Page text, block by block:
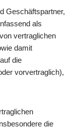
Geschäftspartner,
als
vertraglichen
damit
die
vorvertraglich),
die